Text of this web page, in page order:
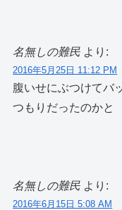
名無しの難民 より:
2016年5月25日 11:12 PM
腹いせにぶつけてバ
つもりだったのかと
名無しの難民 より:
2016年6月15日 5:08 AM